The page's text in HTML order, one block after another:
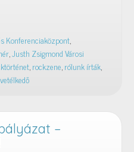
Konferenciaközpont,
,Justh Zsigmond Városi
,rockzene,rólunk írták,
–